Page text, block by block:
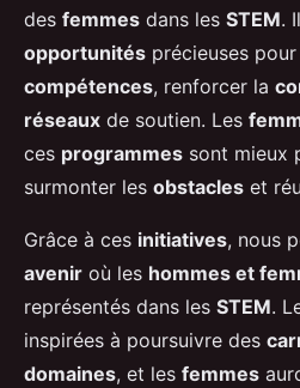
des femmes dans les STEM.
opportunités précieuses
compétences, renforcer la
réseaux de soutien. Les
ces programmes sont mieux
surmonter les obstacles et
Grâce à ces initiatives, nous
avenir où les hommes et
représentés dans les STEM.
inspirées à poursuivre des
domaines, et les femmes